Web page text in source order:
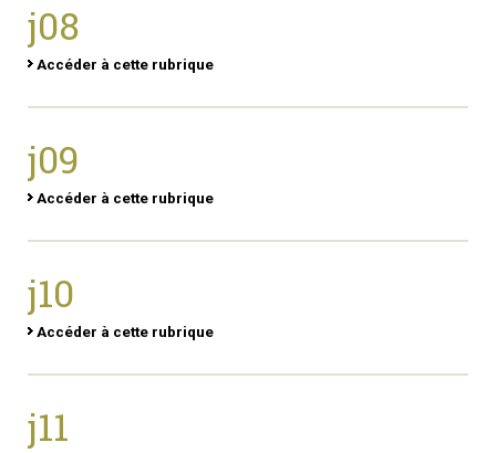
j08
Accéder à cette rubrique
j09
Accéder à cette rubrique
j10
Accéder à cette rubrique
j11